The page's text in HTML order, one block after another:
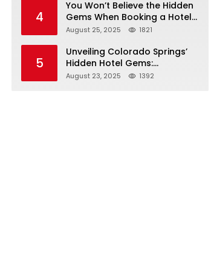
4
You Won’t Believe the Hidden
Gems When Booking a Hotel
in Louisville KY—From Cheap
August 25, 2025 1821
5
Unveiling Colorado Springs’
Hidden Hotel Gems:
Affordable Stays, Luxury
August 23, 2025 1392